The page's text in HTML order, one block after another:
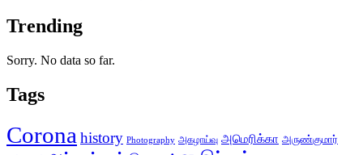
Trending
Sorry. No data so far.
Tags
Corona history Photography அகழாய்வு அமெரிக்கா அருண்குமார்